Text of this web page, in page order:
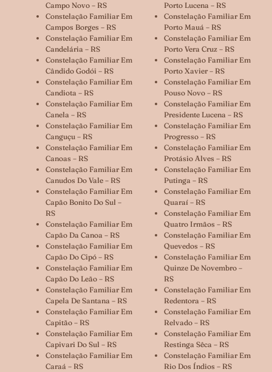
Campo Novo – RS
Constelação Familiar Em
Campos Borges – RS
Constelação Familiar Em
Candelária – RS
Constelação Familiar Em
Cândido Godói – RS
Constelação Familiar Em
Candiota – RS
Constelação Familiar Em
Canela – RS
Constelação Familiar Em
Canguçu – RS
Constelação Familiar Em
Canoas – RS
Constelação Familiar Em
Canudos Do Vale – RS
Constelação Familiar Em
Capão Bonito Do Sul –
RS
Constelação Familiar Em
Capão Da Canoa – RS
Constelação Familiar Em
Capão Do Cipó – RS
Constelação Familiar Em
Capão Do Leão – RS
Constelação Familiar Em
Capela De Santana – RS
Constelação Familiar Em
Capitão – RS
Constelação Familiar Em
Capivari Do Sul – RS
Constelação Familiar Em
Caraá – RS
Porto Lucena – RS
Constelação Familiar Em
Porto Mauá – RS
Constelação Familiar Em
Porto Vera Cruz – RS
Constelação Familiar Em
Porto Xavier – RS
Constelação Familiar Em
Pouso Novo – RS
Constelação Familiar Em
Presidente Lucena – RS
Constelação Familiar Em
Progresso – RS
Constelação Familiar Em
Protásio Alves – RS
Constelação Familiar Em
Putinga – RS
Constelação Familiar Em
Quaraí – RS
Constelação Familiar Em
Quatro Irmãos – RS
Constelação Familiar Em
Quevedos – RS
Constelação Familiar Em
Quinze De Novembro –
RS
Constelação Familiar Em
Redentora – RS
Constelação Familiar Em
Relvado – RS
Constelação Familiar Em
Restinga Sêca – RS
Constelação Familiar Em
Rio Dos Índios – RS